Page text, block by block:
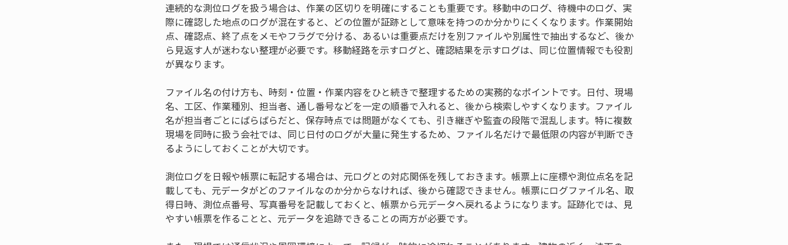
連続的な測位ログを扱う場合は、作業の区切りを明確にすることも重要です。移動中のログ、待機中のログ、実
際に確認した地点のログが混在すると、どの位置が証跡として意味を持つのか分かりにくくなります。作業開始
点、確認点、終了点をメモやフラグで分ける、あるいは重要点だけを別ファイルや別属性で抽出するなど、後か
ら見返す人が迷わない整理が必要です。移動経路を示すログと、確認結果を示すログは、同じ位置情報でも役割
が異なります。
ファイル名の付け方も、時刻・位置・作業内容をひと続きで整理するための実務的なポイントです。日付、現場
名、工区、作業種別、担当者、通し番号などを一定の順番で入れると、後から検索しやすくなります。ファイル
名が担当者ごとにばらばらだと、保存時点では問題がなくても、引き継ぎや監査の段階で混乱します。特に複数
現場を同時に扱う会社では、同じ日付のログが大量に発生するため、ファイル名だけで最低限の内容が判断でき
るようにしておくことが大切です。
測位ログを日報や帳票に転記する場合は、元ログとの対応関係を残しておきます。帳票上に座標や測位点名を記
載しても、元データがどのファイルなのか分からなければ、後から確認できません。帳票にログファイル名、取
得日時、測位点番号、写真番号を記載しておくと、帳票から元データへ戻れるようになります。証跡化では、見
やすい帳票を作ることと、元データを追跡できることの両方が必要です。